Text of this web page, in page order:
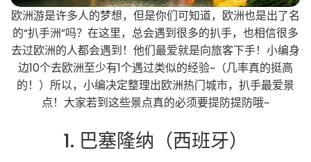
欧洲游是许多人的梦想，但是你们可知道，欧洲也是出了名
的“扒手洲”吗？在这里，总会遇到很多的扒手，也相信很多
去过欧洲的人都会遇到！他们最爱就是向旅客下手！小编身
边10个去欧洲至少有1个遇过类似的经验~（几率真的挺高
的！）所以，小编决定整理出欧洲热门城市，扒手最爱景
点！大家若到这些景点真的必须要提防提防哦~
1. 巴塞隆纳（西班牙）